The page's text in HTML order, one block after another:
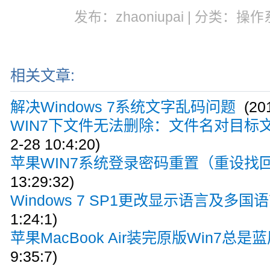
发布：zhaoniupai | 分类：操作
相关文章:
解决Windows 7系统文字乱码问题
WIN7下文件无法删除：文件名对目标
2-28 10:4:20)
苹果WIN7系统登录密码重置（重设找
13:29:32)
Windows 7 SP1更改显示语言及多国
1:24:1)
苹果MacBook Air装完原版Win7总是
9:35:7)